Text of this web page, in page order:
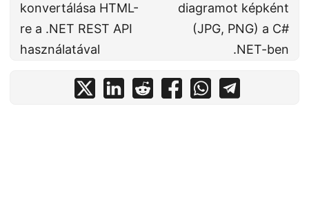
konvertálása HTML-
re a .NET REST API
használatával
diagramot képként
(JPG, PNG) a C#
.NET-ben